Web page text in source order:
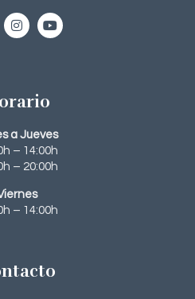
a Jueves
– 14:00h
– 20:00h
– 14:00h